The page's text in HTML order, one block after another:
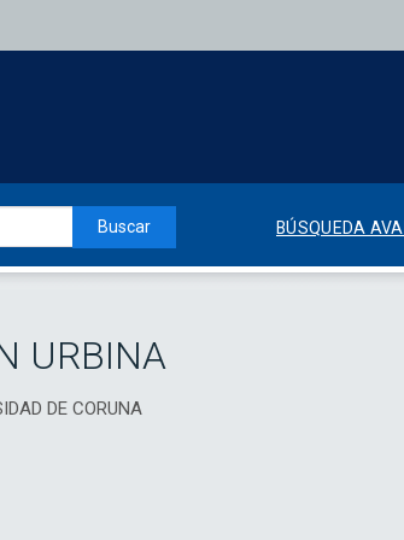
Buscar BÚSQUEDA
URBINA
DE CORUNA